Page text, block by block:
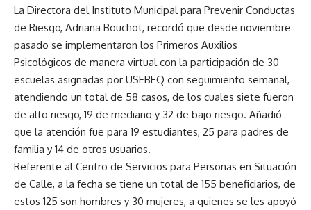
La Directora del Instituto Municipal para Prevenir Conductas
de Riesgo, Adriana Bouchot, recordó que desde noviembre
pasado se implementaron los Primeros Auxilios
Psicológicos de manera virtual con la participación de 30
escuelas asignadas por USEBEQ con seguimiento semanal,
atendiendo un total de 58 casos, de los cuales siete fueron
de alto riesgo, 19 de mediano y 32 de bajo riesgo. Añadió
que la atención fue para 19 estudiantes, 25 para padres de
familia y 14 de otros usuarios.
Referente al Centro de Servicios para Personas en Situación
de Calle, a la fecha se tiene un total de 155 beneficiarios, de
estos 125 son hombres y 30 mujeres, a quienes se les apoyó